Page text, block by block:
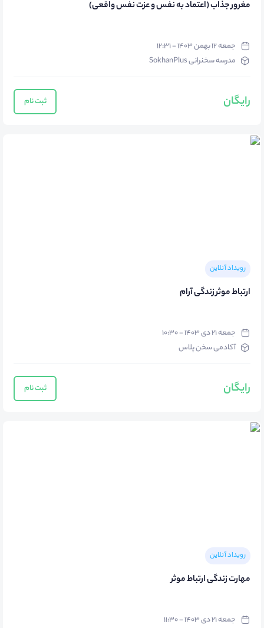
مغرور جذاب (اعتماد به نفس و عزت نفس واقعی)
جمعه ۱۲ بهمن ۱۴۰۳ - ۱۲:۳۱
مدرسه سخنرانی SokhanPlus
رایگان ثبت نام
رویداد آنلاین
ارتباط موثر زندگی آرام
جمعه ۲۱ دی ۱۴۰۳ - ۱۰:۳۰
آکادمی سخن پلاس
رایگان ثبت نام
رویداد آنلاین
مهارت زندگی ارتباط موثر
جمعه ۲۱ دی ۱۴۰۳ - ۱۱:۳۰